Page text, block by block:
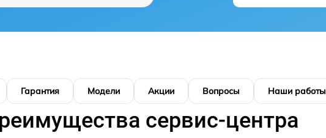
Гарантия Модели Акции Вопросы Наши работы
сервис-центра